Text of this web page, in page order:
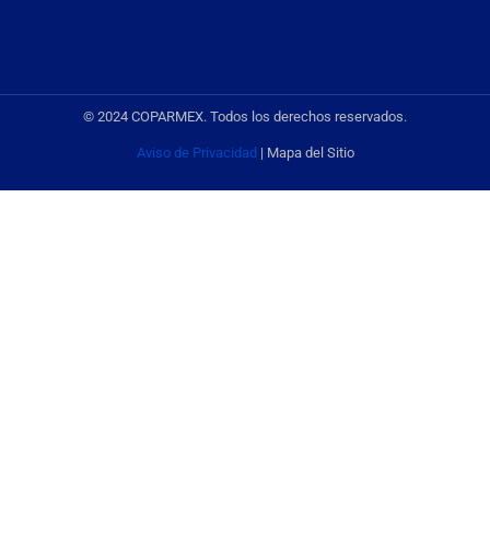
© 2024 COPARMEX. Todos los derechos reservados.
Aviso de Privacidad | Mapa del Sitio